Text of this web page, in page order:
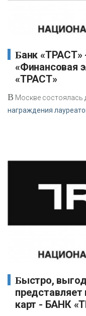
Банк «ТРАСТ» - лауреат премии
«Финансовая
«ТРАСТ»
В Москве состоялась
награждения
Быстро, выгодно, удобно: банк «ТРАСТ»
карт - БАНК